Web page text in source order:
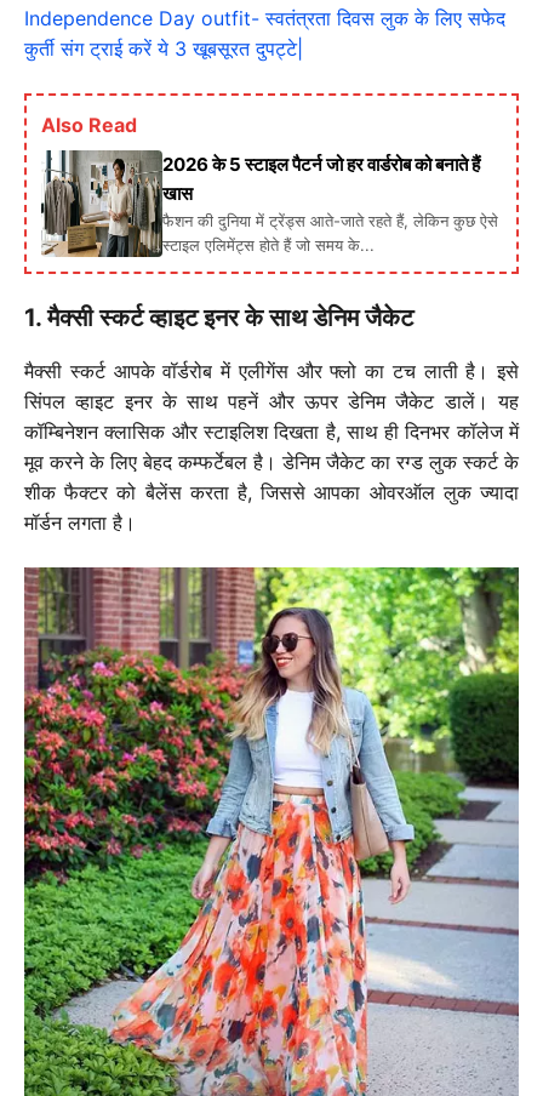
Independence Day outfit- स्वतंत्रता दिवस लुक के लिए सफेद
कुर्ती संग ट्राई करें ये 3 खूबसूरत दुपट्टे|
Also Read
2026 के 5 स्टाइल पैटर्न जो हर वार्डरोब को बनाते हैं
खास
फैशन की दुनिया में ट्रेंड्स आते-जाते रहते हैं, लेकिन कुछ ऐसे
स्टाइल एलिमेंट्स होते हैं जो समय के...
1. मैक्सी स्कर्ट व्हाइट इनर के साथ डेनिम जैकेट
मैक्सी स्कर्ट आपके वॉर्डरोब में एलीगेंस और फ्लो का टच लाती है। इसे
सिंपल व्हाइट इनर के साथ पहनें और ऊपर डेनिम जैकेट डालें। यह
कॉम्बिनेशन क्लासिक और स्टाइलिश दिखता है, साथ ही दिनभर कॉलेज में
मूव करने के लिए बेहद कम्फर्टेबल है। डेनिम जैकेट का रग्ड लुक स्कर्ट के
शीक फैक्टर को बैलेंस करता है, जिससे आपका ओवरऑल लुक ज्यादा
मॉर्डन लगता है।